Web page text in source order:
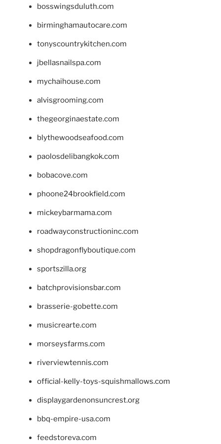
bosswingsduluth.com
birminghamautocare.com
tonyscountrykitchen.com
jbellasnailspa.com
mychaihouse.com
alvisgrooming.com
thegeorginaestate.com
blythewoodseafood.com
paolosdelibangkok.com
bobacove.com
phoone24brookfield.com
mickeybarmama.com
roadwayconstructioninc.com
shopdragonflyboutique.com
sportszilla.org
batchprovisionsbar.com
brasserie-gobette.com
musicrearte.com
morseysfarms.com
riverviewtennis.com
official-kelly-toys-squishmallows.com
displaygardenonsuncrest.org
bbq-empire-usa.com
feedstoreva.com